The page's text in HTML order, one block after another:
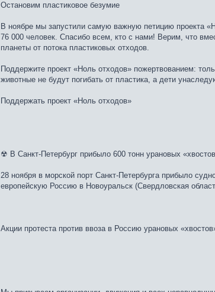
Остановим пластиковое безумие
В ноябре мы запустили самую важную петицию проекта
76 000 человек. Спасибо всем, кто с нами! Верим, что
планеты от потока пластиковых отходов.
Поддержите проект «Ноль отходов» пожертвованием:
животные не будут погибать от пластика, а дети
Поддержать проект «Ноль отходов»
☢ В Санкт-Петербург прибыло 600 тонн урановых
28 ноября в морской порт Санкт-Петербурга прибыло
европейскую Россию в Новоуральск (Свердловская
Акции протеста против ввоза в Россию урановых